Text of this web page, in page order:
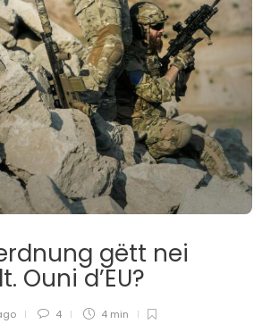
gëtt nei
Ouni d’EU?
4 4 min